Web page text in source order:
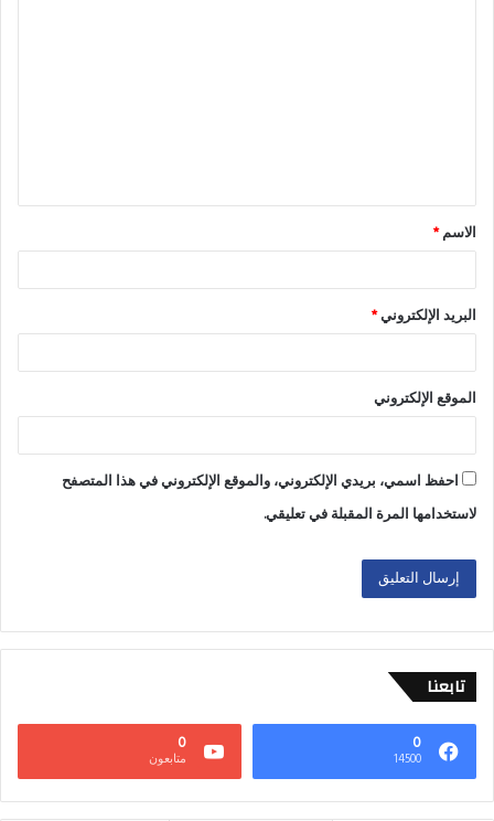
الاسم*
البريد الإلكتروني*
الموقع الإلكتروني
احفظ اسمي، بريدي الإلكتروني، والموقع الإلكتروني في هذا المتصفح
لاستخدامها المرة المقبلة في تعليقي.
تابعنا
0
14500
0
متابعون